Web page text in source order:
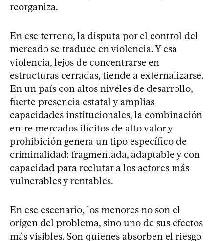
reorganiza.
En ese terreno, la disputa por el control del
mercado se traduce en violencia. Y esa
violencia, lejos de concentrarse en
estructuras cerradas, tiende a externalizarse.
En un país con altos niveles de desarrollo,
fuerte presencia estatal y amplias
capacidades institucionales, la combinación
entre mercados ilícitos de alto valor y
prohibición genera un tipo específico de
criminalidad: fragmentada, adaptable y con
capacidad para reclutar a los actores más
vulnerables y rentables.
En ese escenario, los menores no son el
origen del problema, sino uno de sus efectos
más visibles. Son quienes absorben el riesgo